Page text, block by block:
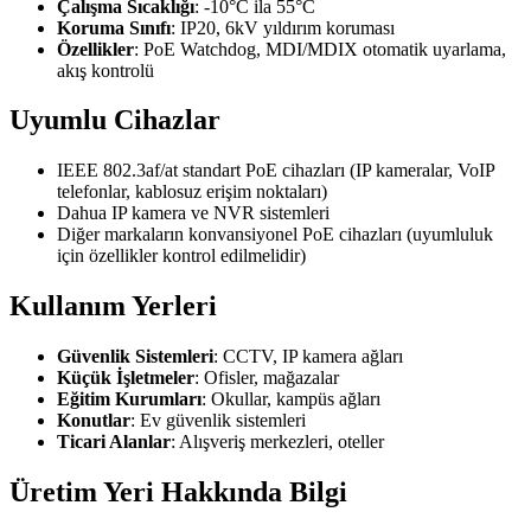
Çalışma Sıcaklığı: -10°C ila 55°C
Koruma Sınıfı: IP20, 6kV yıldırım koruması
Özellikler: PoE Watchdog, MDI/MDIX otomatik uyarlama,
akış kontrolü
Uyumlu Cihazlar
IEEE 802.3af/at standart PoE cihazları (IP kameralar, VoIP
telefonlar, kablosuz erişim noktaları)
Dahua IP kamera ve NVR sistemleri
Diğer markaların konvansiyonel PoE cihazları (uyumluluk
için özellikler kontrol edilmelidir)
Kullanım Yerleri
Güvenlik Sistemleri: CCTV, IP kamera ağları
Küçük İşletmeler: Ofisler, mağazalar
Eğitim Kurumları: Okullar, kampüs ağları
Konutlar: Ev güvenlik sistemleri
Ticari Alanlar: Alışveriş merkezleri, oteller
Üretim Yeri Hakkında Bilgi